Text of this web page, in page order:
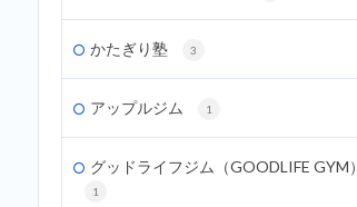
かたぎり塾 3
アップルジム 1
グッドライフジム（GOODLIFE GYM）
1